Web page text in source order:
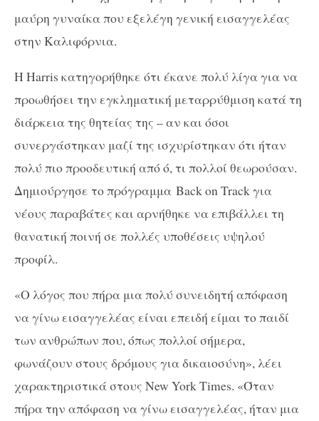
μαύρη γυναίκα που εξελέγη γενική εισαγγελέας
στην Καλιφόρνια.
Η Harris κατηγορήθηκε ότι έκανε πολύ λίγα για να
προωθήσει την εγκληματική μεταρρύθμιση κατά τη
διάρκεια της θητείας της – αν και όσοι
συνεργάστηκαν μαζί της ισχυρίστηκαν ότι ήταν
πολύ πιο προοδευτική από ό, τι πολλοί θεωρούσαν.
Δημιούργησε τοπρόγραμμα Back on Track για
νέους παραβάτες και αρνήθηκε να επιβάλλει τη
θανατική ποινή σε πολλές υποθέσεις υψηλού
προφίλ.
«Ο λόγος που πήρα μια πολύ συνειδητή απόφαση
να γίνω εισαγγελέας είναι επειδή είμαι το παιδί
των ανθρώπων που, όπως πολλοί σήμερα,
φωνάζουν στους δρόμους για δικαιοσύνη», λέει
χαρακτηριστικά στους New York Times. «Όταν
πήρα την απόφαση να γίνω εισαγγελέας, ήταν μια